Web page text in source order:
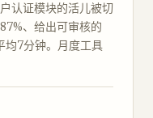
认证模块的活儿被切
、给出可审核的
均7分钟。月度工具